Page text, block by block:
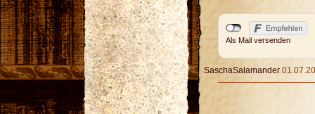
Als Mail versenden
SaschaSalamander